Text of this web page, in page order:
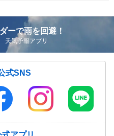
ーで雨を回避！
気予報アプリ
式SNS